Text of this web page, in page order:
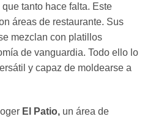
tanto hace falta. Este
áreas de restaurante. Sus
mezclan con platillos
de vanguardia. Todo ello lo
y capaz de moldearse a
El Patio, un área de